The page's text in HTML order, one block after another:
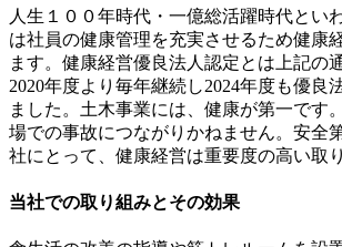
ョ
ン
人生１００年時代・一億総活躍時代とい
は社員の健康管理を充実させるため健康
ます。健康経営優良法人認定とは上記の
2020年度より毎年継続し2024年度も優良
ました。土木事業には、健康が第一です
場での事故につながりかねません。安全
社にとって、健康経営は重要度の高い取
当社での取り組みとその効果